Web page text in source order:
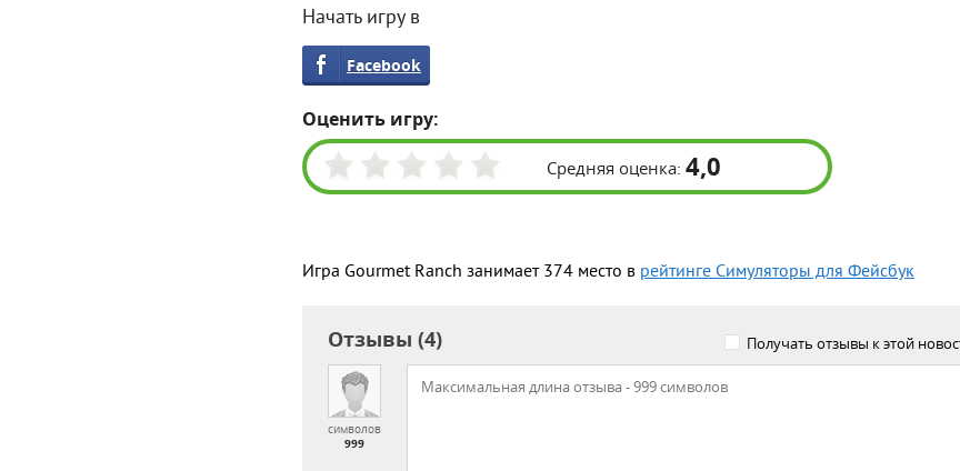
Начать игру в
Facebook
Оценить игру:
Средняя оценка: 4,0
Игра Gourmet Ranch занимает 374 место в рейтинге Симуляторы для Фейсбук
Отзывы (4) Получать отзывы к этой
символов
999